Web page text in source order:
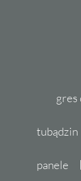
gres
tubądzin
panele